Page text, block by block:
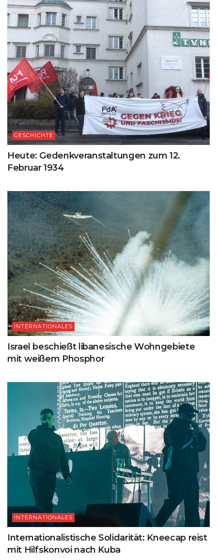
GESCHICHTE
Heute: Gedenkveranstaltungen zum 12.
Februar 1934
INTERNATIONALES
Israel beschießt libanesische Wohngebiete
mit weißem Phosphor
INTERNATIONALES
Internationalistische Solidarität: Kneecap reist
mit Hilfskonvoi nach Kuba